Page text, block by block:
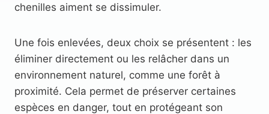
chenilles aiment se dissimuler.
Une fois enlevées, deux choix se présentent : les
éliminer directement ou les relâcher dans un
environnement naturel, comme une forêt à
proximité. Cela permet de préserver certaines
espèces en danger, tout en protégeant son